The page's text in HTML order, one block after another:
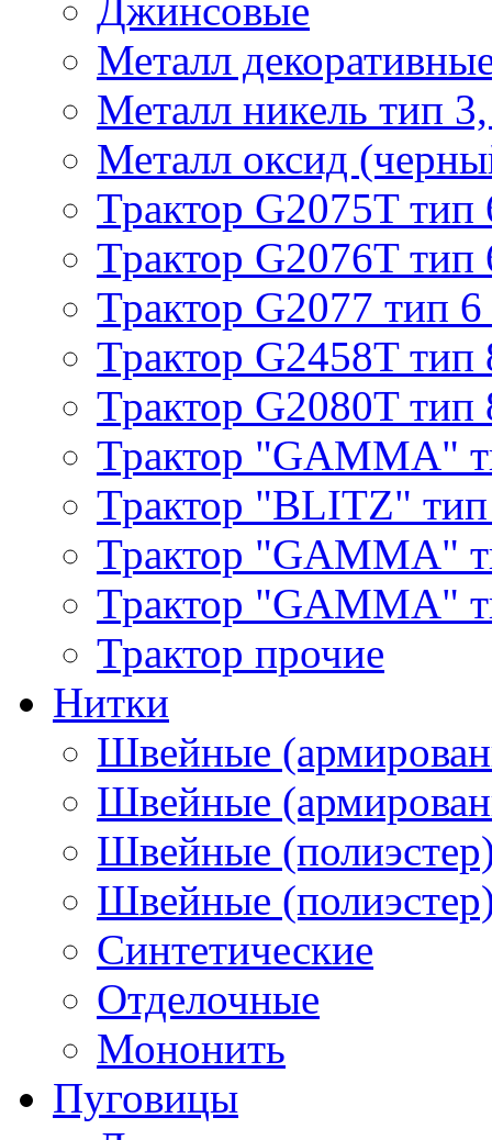
Джинсовые
Металл
Металл никель тип
Металл оксид
Трактор G2075T тип
Трактор G2076T тип
Трактор G2077 тип 6
Трактор G2458T тип
Трактор G2080T тип
Трактор "GAMMA"
Трактор "BLITZ"
Трактор "GAMMA"
Трактор "GAMMA"
Трактор прочие
Нитки
Швейные
Швейные
Швейные
Швейные
Синтетические
Отделочные
Мононить
Пуговицы